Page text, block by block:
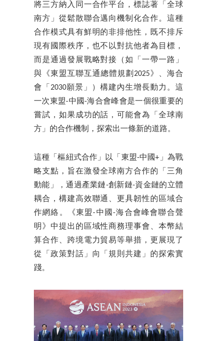
將三方納入同一合作平台，標誌著「全球
南方」從鬆散聯合邁向機制化合作。這種
合作模式具有鮮明的非排他性，既不排斥
現有國際秩序，也不以對抗他者為目標，
而是通過發展戰略對接（如「一帶一路」
與《東盟互聯互通總體規劃2025》、海合
會「2030願景」）構建內生增長動力。這
一次東盟-中國-海合會峰會是一個很重要的
嘗試，如果成功的話，可能會為「全球南
方」的合作機制，探索出一條新的道路。
這種「樞紐式合作」以「東盟-中國+」為戰
略支點，旨在激發全球南方合作的「三角
動能」，通過產業鏈-創新鏈-資金鏈的立體
耦合，構建高效聯通、更具韌性的區域合
作網絡。《東盟-中國-海合會峰會聯合聲
明》中提出的區域性商務理事會、本幣結
算合作、跨境電力貿易等舉措，更展現了
從「政策對話」向「規則共建」的探索實
踐。